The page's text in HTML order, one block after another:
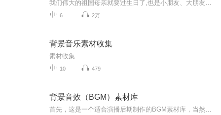
6 2万
背景音乐素材收集
素材收集
10 479
背景音效（BGM）素材库